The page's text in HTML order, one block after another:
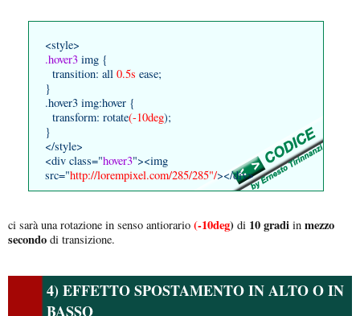
<style>
.hover3 img {
transition: all 0.5s ease;
}
.hover3 img:hover {
transform: rotate(-10deg);
}
</style>
<div class="hover3"><img
src="http://lorempixel.com/285/285"/></div>
ci sarà una rotazione in senso antiorario (-10deg) di 10 gradi in mezzo
secondo di transizione.
4) EFFETTO SPOSTAMENTO IN ALTO O IN
BASSO